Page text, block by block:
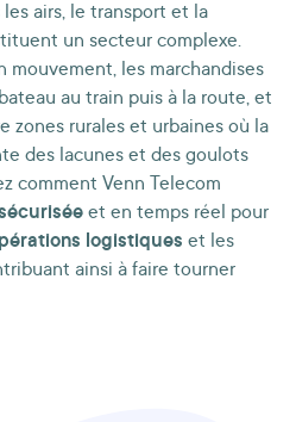
airs, le transport et la
un secteur complexe.
mouvement, les marchandises
au train puis à la route, et
zones rurales et urbaines où la
des lacunes et des goulots
comment Venn Telecom
et en temps réel pour
logistiques et les
ainsi à faire tourner